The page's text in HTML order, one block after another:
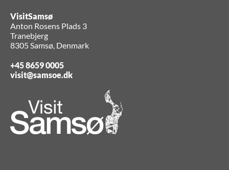
VisitSamsø
Anton Rosens Plads 3
Tranebjerg
8305 Samsø, Denmark
+45 8659 0005
visit@samsoe.dk